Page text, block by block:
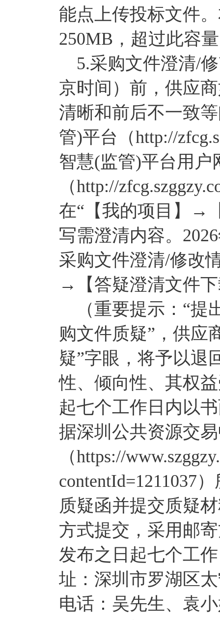
能点上传投标文件
250MB，超过此容
5.采购文件澄清/修
京时间）前，供应
清晰和前后不一致
管)平台（http://
智慧(监管)平台用户
（http://
在“【我的项目】→
写需澄清内容。
采购文件澄清/修改
→【答疑澄清文件
（重要提示：“提
购文件质疑”，供应
疑”字眼，将予以退
性、倾向性、其权
起七个工作日内以
据深圳公共资源交
（https://
contentId=1211037
质疑函并提交质疑
方式提交，采用邮
发布之日起七个工
址：深圳市罗湖区
电话：吴先生、袁